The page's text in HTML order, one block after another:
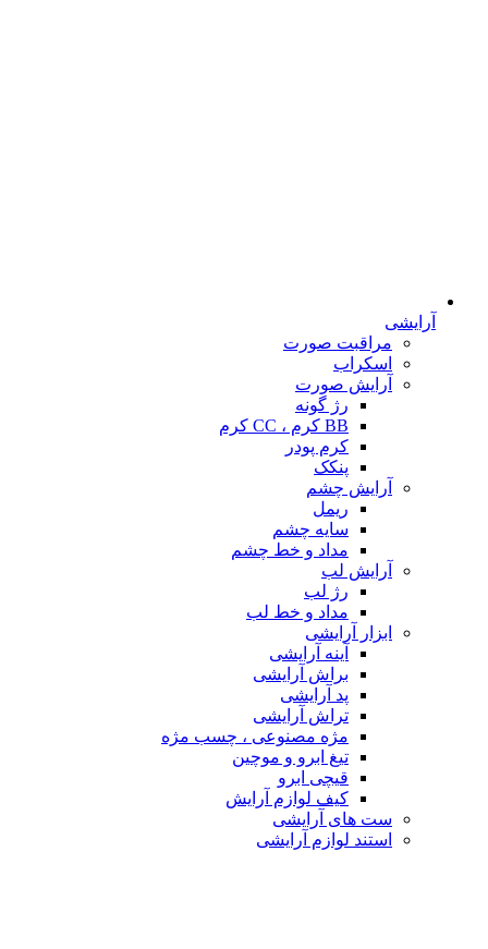
آرایشی
مراقبت صورت
اسکراب
آرایش صورت
رژ گونه
BB کرم ، CC کرم
کرم پودر
پنکک
آرایش چشم
ریمل
سایه چشم
مداد و خط چشم
آرایش لب
رژ لب
مداد و خط لب
ابزار آرایشی
آینه آرایشی
براش آرایشی
پد آرایشی
تراش آرایشی
مژه مصنوعی ، چسب مژه
تیغ ابرو و موچین
قیچی ابرو
کیف لوازم آرایش
ست های آرایشی
استند لوازم آرایشی